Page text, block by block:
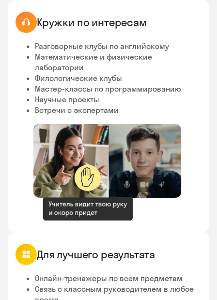
Кружки по интересам
Разговорные клубы по английскому
Математические и физические
лаборатории
Филологические клубы
Мастер-классы по программированию
Научные проекты
Встречи с экспертами
✋
Для лучшего результата
Онлайн-тренажёры по всем предметам
Связь с классным руководителем в любое